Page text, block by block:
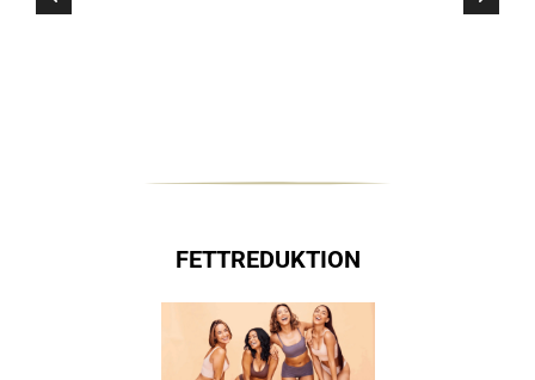
FETTREDUKTION